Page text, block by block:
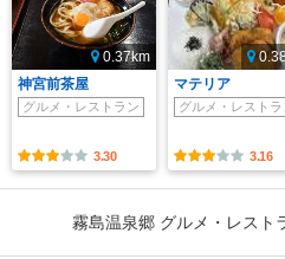
0.37km
神宮前茶屋
グルメ・レストラン
3.30
マテリア
グルメ・レストラ
3.16
霧島温泉郷 グルメ・レスト